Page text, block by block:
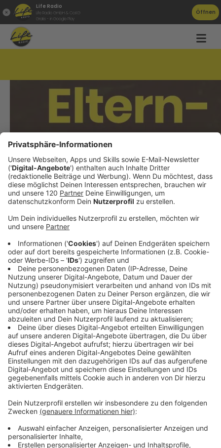
Life Radio
Life Radio GmbH & Co.KG
Gratis - in Google Play
Öffnen